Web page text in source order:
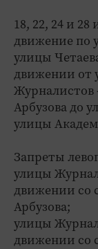
18, 22, 24 и
движение по
улицы
движении от
Журналистов
Арбузова до
улицы
Запреты
улицы
движении со
Арбузова;
улицы
движении со